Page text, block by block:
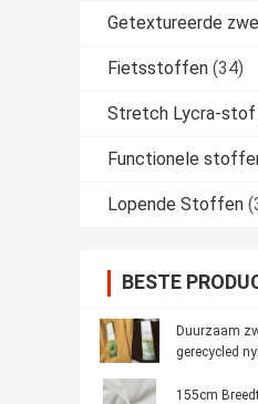
Getextureerde
Fietsstoffen (34)
Stretch Lycra-stof
Functionele
Lopende Stoffen
BESTE
Duurzaam
gerecycled
155cm